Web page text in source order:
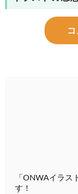
「ONWAイラス
す！